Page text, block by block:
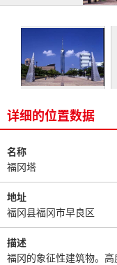
详细的位置数据
名称
福冈塔
地址
福冈县福冈市早良区
描述
福冈的象征性建筑物。